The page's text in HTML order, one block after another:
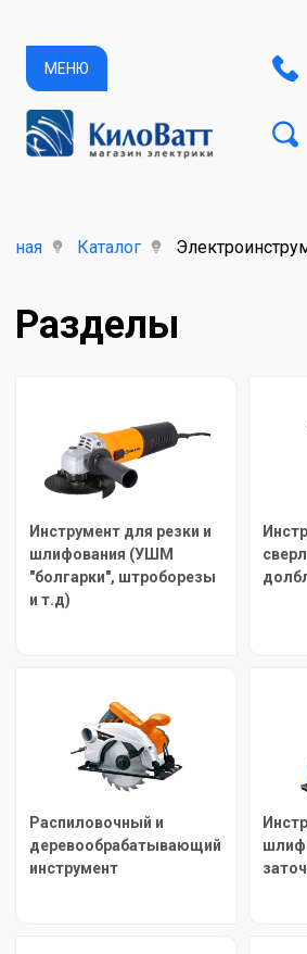
МЕНЮ
Каталог
Разделы
Инструмент для резки и
шлифования (УШМ
"болгарки", штроборезы
и т.д)
Распиловочный и
деревообрабатывающий
инструмент